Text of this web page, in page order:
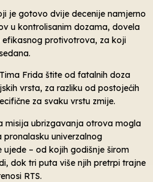
je gotovo dvije decenije namjerno
u kontrolisanim dozama, dovela
protivotrova, za koji
Frida štite od fatalnih doza
vrsta, za razliku od postojećih
za svaku vrstu zmije.
misija ubrizgavanja otrova mogla
univerzalnog
– od kojih godišnje širom
dok tri puta više njih pretrpi trajne
RTS.